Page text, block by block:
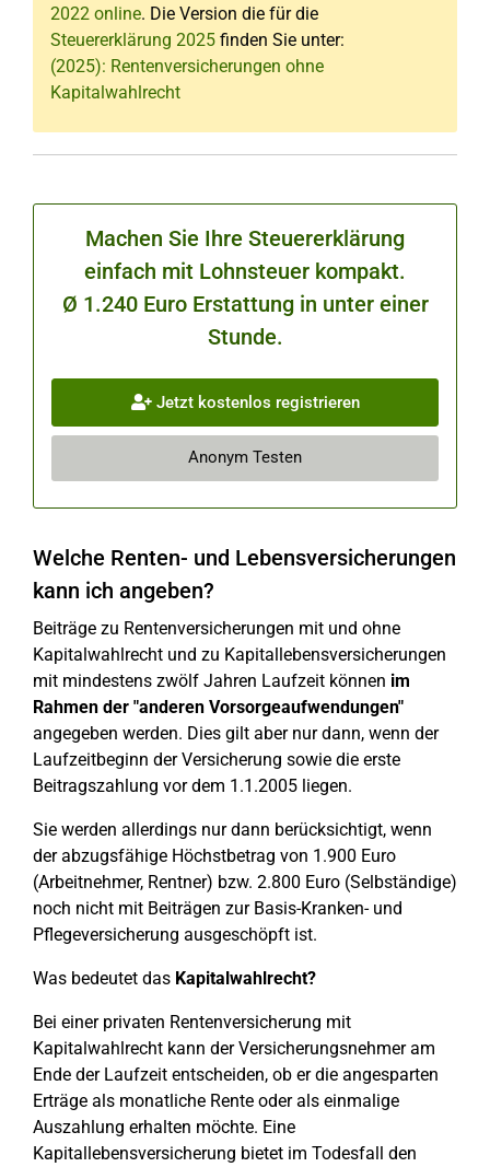
2022 online. Die Version die für die
Steuererklärung 2025 finden Sie unter:
(2025): Rentenversicherungen ohne
Kapitalwahlrecht
Machen Sie Ihre Steuererklärung
einfach mit Lohnsteuer kompakt.
Ø 1.240 Euro Erstattung in unter einer
Stunde.
Jetzt kostenlos registrieren
Anonym Testen
Welche Renten- und Lebensversicherungen
kann ich angeben?
Beiträge zu Rentenversicherungen mit und ohne
Kapitalwahlrecht und zu Kapitallebensversicherungen
mit mindestens zwölf Jahren Laufzeit können im
Rahmen der "anderen Vorsorgeaufwendungen"
angegeben werden. Dies gilt aber nur dann, wenn der
Laufzeitbeginn der Versicherung sowie die erste
Beitragszahlung vor dem 1.1.2005 liegen.
Sie werden allerdings nur dann berücksichtigt, wenn
der abzugsfähige Höchstbetrag von 1.900 Euro
(Arbeitnehmer, Rentner) bzw. 2.800 Euro (Selbständige)
noch nicht mit Beiträgen zur Basis-Kranken- und
Pflegeversicherung ausgeschöpft ist.
Was bedeutet das Kapitalwahlrecht?
Bei einer privaten Rentenversicherung mit
Kapitalwahlrecht kann der Versicherungsnehmer am
Ende der Laufzeit entscheiden, ob er die angesparten
Erträge als monatliche Rente oder als einmalige
Auszahlung erhalten möchte. Eine
Kapitallebensversicherung bietet im Todesfall den